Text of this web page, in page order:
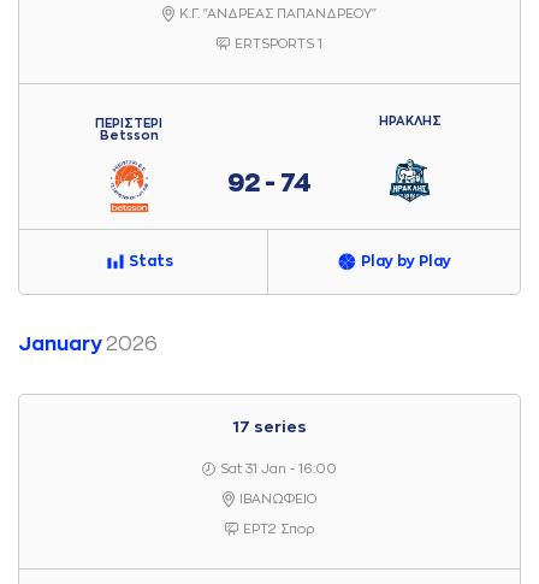
Κ.Γ. "ΑΝΔΡΕΑΣ ΠΑΠΑΝΔΡΕΟΥ"
ERTSPORTS 1
Stats Play by Play
ΠΕΡΙΣΤΕΡΙ
Betsson
92 - 74
ΗΡΑΚΛΗΣ
January2026
17 series
Sat 31 Jan - 16:00
ΙΒΑΝΩΦΕΙΟ
ΕΡΤ2 Σπορ